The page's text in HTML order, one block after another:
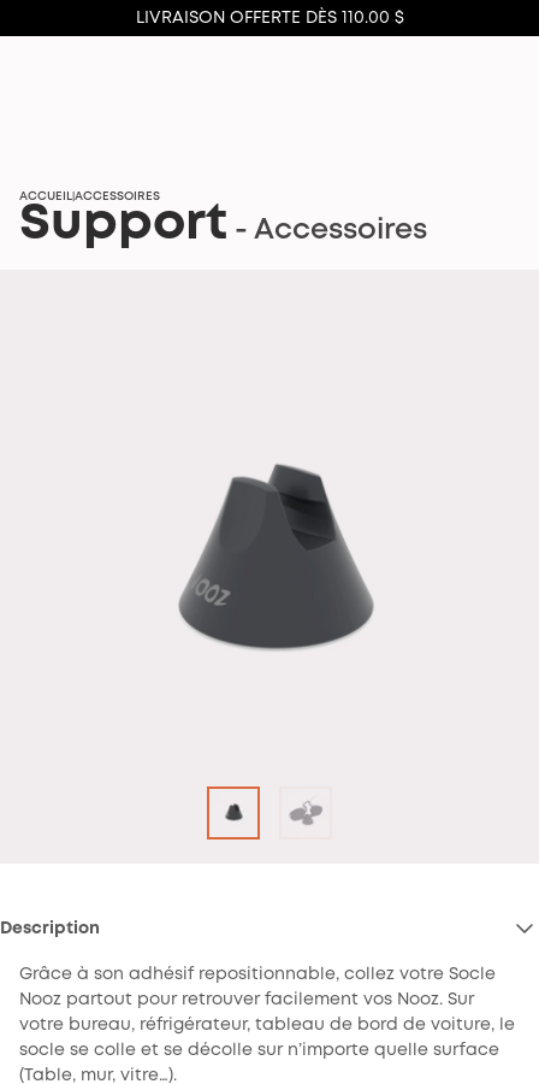
LIVRAISON OFFERTE DÈS 110.00 $
ACCUEIL ACCESSOIRES
Support - Accessoires
Description
Grâce à son adhésif repositionnable, collez votre Socle
Nooz partout pour retrouver facilement vos Nooz. Sur
votre bureau, réfrigérateur, tableau de bord de voiture, le
socle se colle et se décolle sur n’importe quelle surface
(Table, mur, vitre…).